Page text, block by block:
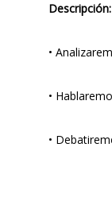
Descripción:
•
•
•